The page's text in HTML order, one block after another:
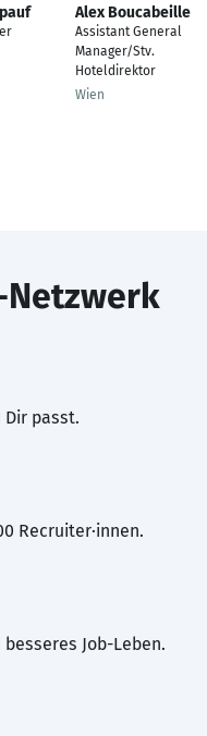
Alex Boucabeille
Assistant General
Manager/Stv.
Hoteldirektor
Wien
Netzwerk
Dir passt.
Recruiter·innen.
Job-Leben.